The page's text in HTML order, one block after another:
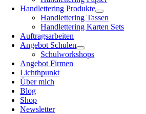
Handlettering Produkte
Handlettering Tassen
Handlettering Karten Sets
Auftragsarbeiten
Angebot Schulen
Schulworkshops
Angebot Firmen
Lichthpunkt
Über mich
Blog
Shop
Newsletter